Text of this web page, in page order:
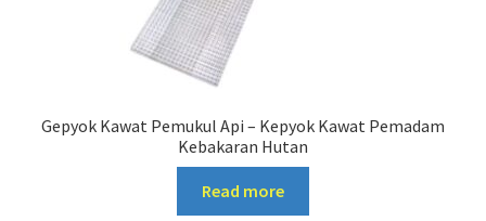
Gepyok Kawat Pemukul Api – Kepyok Kawat Pemadam
Kebakaran Hutan
Read more